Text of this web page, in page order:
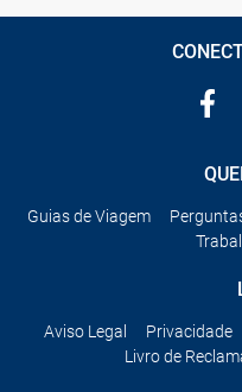
Guias de Viagem
Aviso Legal Privacidade
Livro de